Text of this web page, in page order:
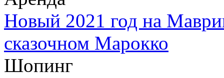
Новый 2021 год на
сказочном Марокко
Шопинг